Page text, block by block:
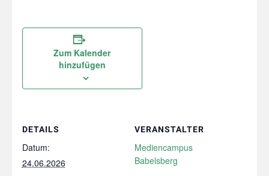
Zum Kalender
hinzufügen
DETAILS
Datum:
24.06.2026
VERANSTALTER
Mediencampus
Babelsberg